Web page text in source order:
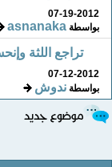
07-19-2012
بواسطةasnanaka
تراجع اللثة
07-12-2012
بواسطةندوش